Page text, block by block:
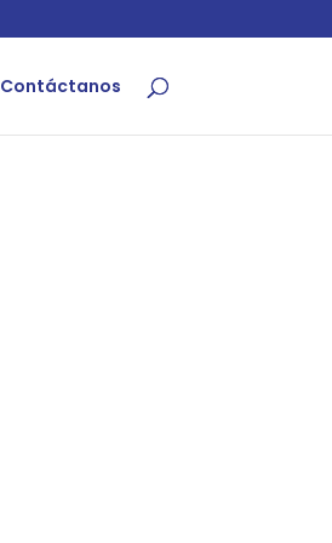
Contáctanos